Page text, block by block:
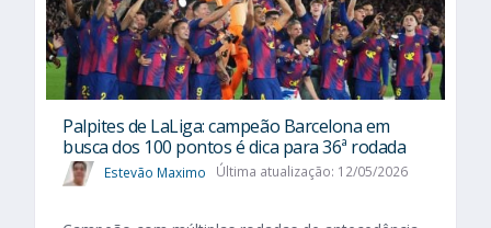
Palpites de LaLiga: campeão Barcelona em
busca dos 100 pontos é dica para 36ª rodada
Estevão Maximo Última atualização: 12/05/2026